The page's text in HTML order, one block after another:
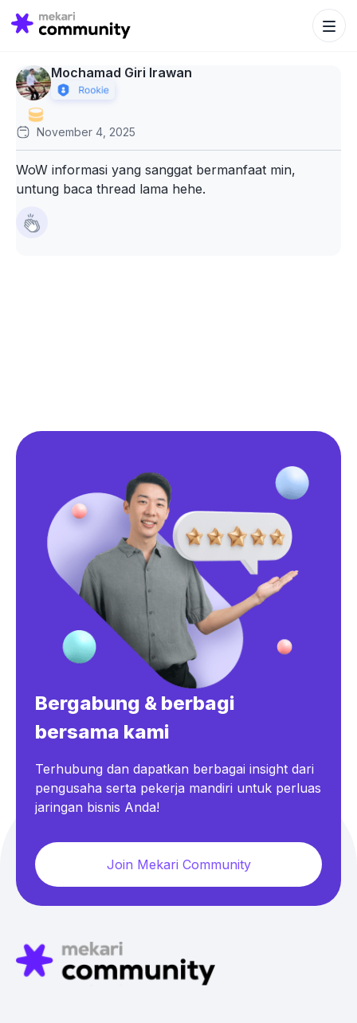
Search
for:
Search
Mochamad Giri Irawan
November 4, 2025
WoW informasi yang sanggat bermanfaat min,
untung baca thread lama hehe.
Bergabung & berbagi
bersama kami
Terhubung dan dapatkan berbagai insight dari
pengusaha serta pekerja mandiri untuk perluas
jaringan bisnis Anda!
Join Mekari Community